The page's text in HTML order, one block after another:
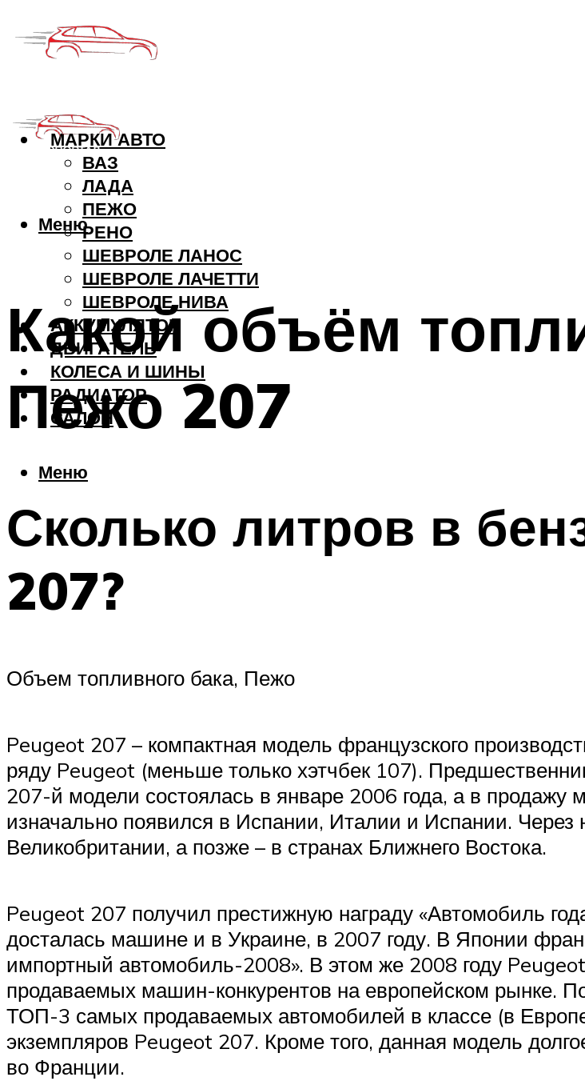
МАРКИ АВТО
ВАЗ
ЛАДА
ПЕЖО
РЕНО
ШЕВРОЛЕ ЛАНОС
ШЕВРОЛЕ ЛАЧЕТТИ
ШЕВРОЛЕ НИВА
АККУМУЛЯТОР
ДВИГАТЕЛЬ
КОЛЕСА И ШИНЫ
РАДИАТОР
САЛОН
Меню
Меню
Какой объём
Пежо 207
Сколько литров в
207?
Объем топливного бака, Пежо
Peugeot 207 – компактная модель французского
ряду Peugeot (меньше только хэтчбек 107).
207-й модели состоялась в январе 2006 года, а в
изначально появился в Испании, Италии и Испании. Через
Великобритании, а позже – в странах Ближнего Востока.
Peugeot 207 получил престижную награду «Автомобиль
досталась машине и в Украине, в 2007 году. В Японии
импортный автомобиль-2008». В этом же 2008 году
продаваемых машин-конкурентов на европейском рынке.
ТОП-3 самых продаваемых автомобилей в классе (в
экземпляров Peugeot 207. Кроме того, данная модель
во Франции.